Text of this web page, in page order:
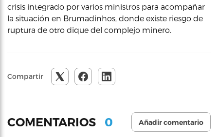
crisis integrado por varios ministros para acompañar
la situación en Brumadinhos, donde existe riesgo de
ruptura de otro dique del complejo minero.
Compartir
COMENTARIOS 0 Añadir comentario